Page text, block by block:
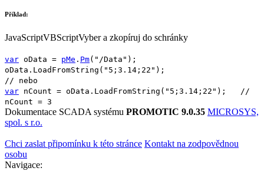
Příklad:
JavaScriptVBScriptVyber a zkopíruj do schránky
var oData = pMe . Pm( "/Data" );
oData . LoadFromString ( "5;3.14;22" );
// nebo
var nCount = oData . LoadFromString ( "5;3.14;22" ); //
nCount = 3
Dokumentace SCADA systému PROMOTIC 9.0.35 MICROSYS,
spol. s r.o.
Chci zaslat připomínku k této stránce Kontakt na zodpovědnou
osobu
Navigace: